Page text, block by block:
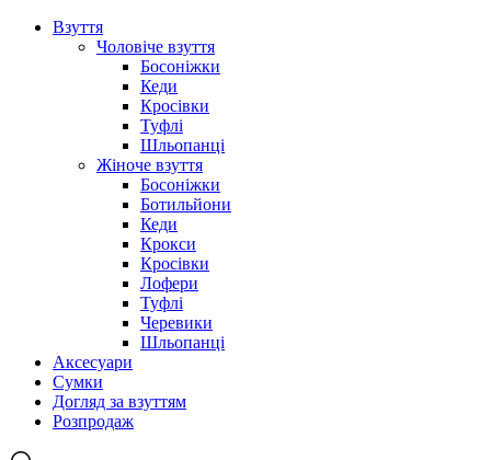
Взуття
Чоловіче взуття
Босоніжки
Кеди
Кросівки
Туфлі
Шльопанці
Жіноче взуття
Босоніжки
Ботильйони
Кеди
Крокси
Кросівки
Лофери
Туфлі
Черевики
Шльопанці
Аксесуари
Сумки
Догляд за взуттям
Розпродаж